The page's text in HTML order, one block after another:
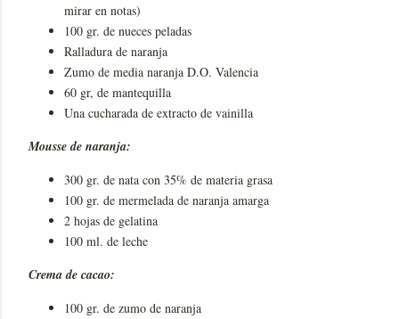
mirar en notas)
100 gr. de nueces peladas
Ralladura de naranja
Zumo de media naranja D.O. Valencia
60 gr, de mantequilla
Una cucharada de extracto de vainilla
Mousse de naranja:
300 gr. de nata con 35% de materia grasa
100 gr. de mermelada de naranja amarga
2 hojas de gelatina
100 ml. de leche
Crema de cacao:
100 gr. de zumo de naranja